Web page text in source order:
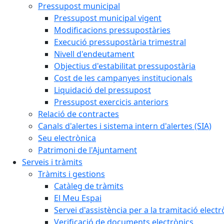
Pressupost municipal
Pressupost municipal vigent
Modificacions pressupostàries
Execució pressupostària trimestral
Nivell d'endeutament
Objectius d'estabilitat pressupostària
Cost de les campanyes institucionals
Liquidació del pressupost
Pressupost exercicis anteriors
Relació de contractes
Canals d'alertes i sistema intern d'alertes (SIA)
Seu electrònica
Patrimoni de l'Ajuntament
Serveis i tràmits
Tràmits i gestions
Catàleg de tràmits
El Meu Espai
Servei d'assistència per a la tramitació